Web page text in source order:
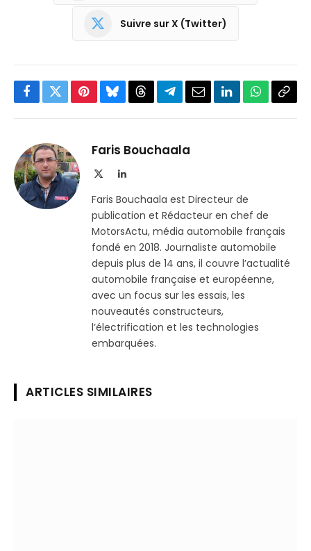
Suivre sur X (Twitter)
Facebook
TwitterPinterestBlueskyThreadsPartager
Telegram
EmailLinkedInWhatsApp
Faris Bouchaala
LinkedIn
Faris Bouchaala est Directeur de
publication et Rédacteur en chef de
MotorsActu, média automobile français
fondé en 2018. Journaliste automobile
depuis plus de 14 ans, il couvre l’actualité
automobile française et européenne,
avec un focus sur les essais, les
nouveautés constructeurs,
l’électrification et les technologies
embarquées.
ARTICLES SIMILAIRES